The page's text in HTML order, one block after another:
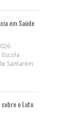
em Saúde
Santarém
o Luto